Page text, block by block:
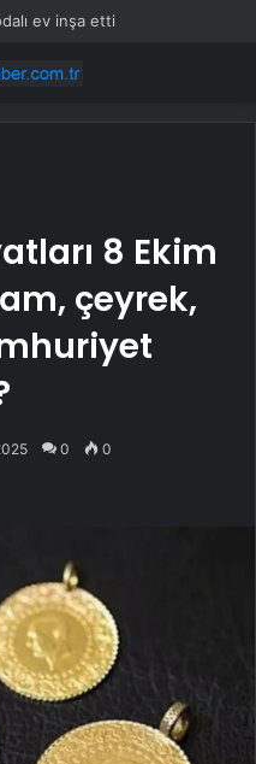
ev inşa etti
8 Ekim
çeyrek,
0 0